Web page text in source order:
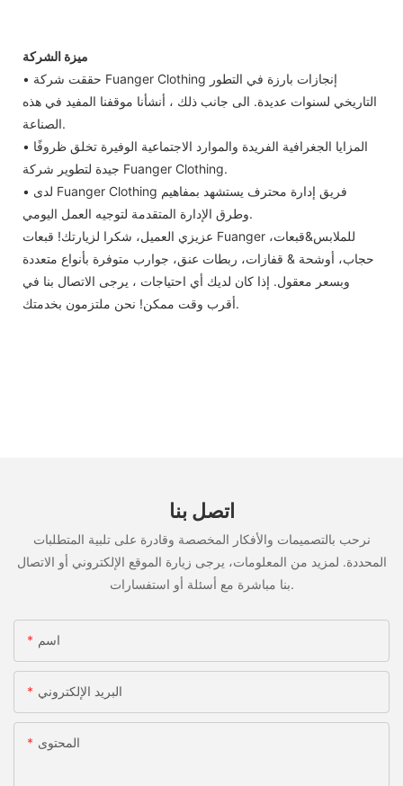
ميزة الشركة
• حققت شركة Fuanger Clothing إنجازات بارزة في التطور
التاريخي لسنوات عديدة. الى جانب ذلك ، أنشأنا موقفنا المفيد في هذه
الصناعة.
• المزايا الجغرافية الفريدة والموارد الاجتماعية الوفيرة تخلق ظروفًا
جيدة لتطوير شركة Fuanger Clothing.
• لدى Fuanger Clothing فريق إدارة محترف يستشهد بمفاهيم
وطرق الإدارة المتقدمة لتوجيه العمل اليومي.
عزيزي العميل، شكرا لزيارتك! قبعات Fuanger للملابس&قبعات،
حجاب، أوشحة & قفازات، ربطات عنق، جوارب متوفرة بأنواع متعددة
وبسعر معقول. إذا كان لديك أي احتياجات ، يرجى الاتصال بنا في
أقرب وقت ممكن! نحن ملتزمون بخدمتك.
اتصل بنا
نرحب بالتصميمات والأفكار المخصصة وقادرة على تلبية المتطلبات
المحددة. لمزيد من المعلومات، يرجى زيارة الموقع الإلكتروني أو الاتصال
بنا مباشرة مع أسئلة أو استفسارات.
اسم
البريد الإلكتروني
المحتوى